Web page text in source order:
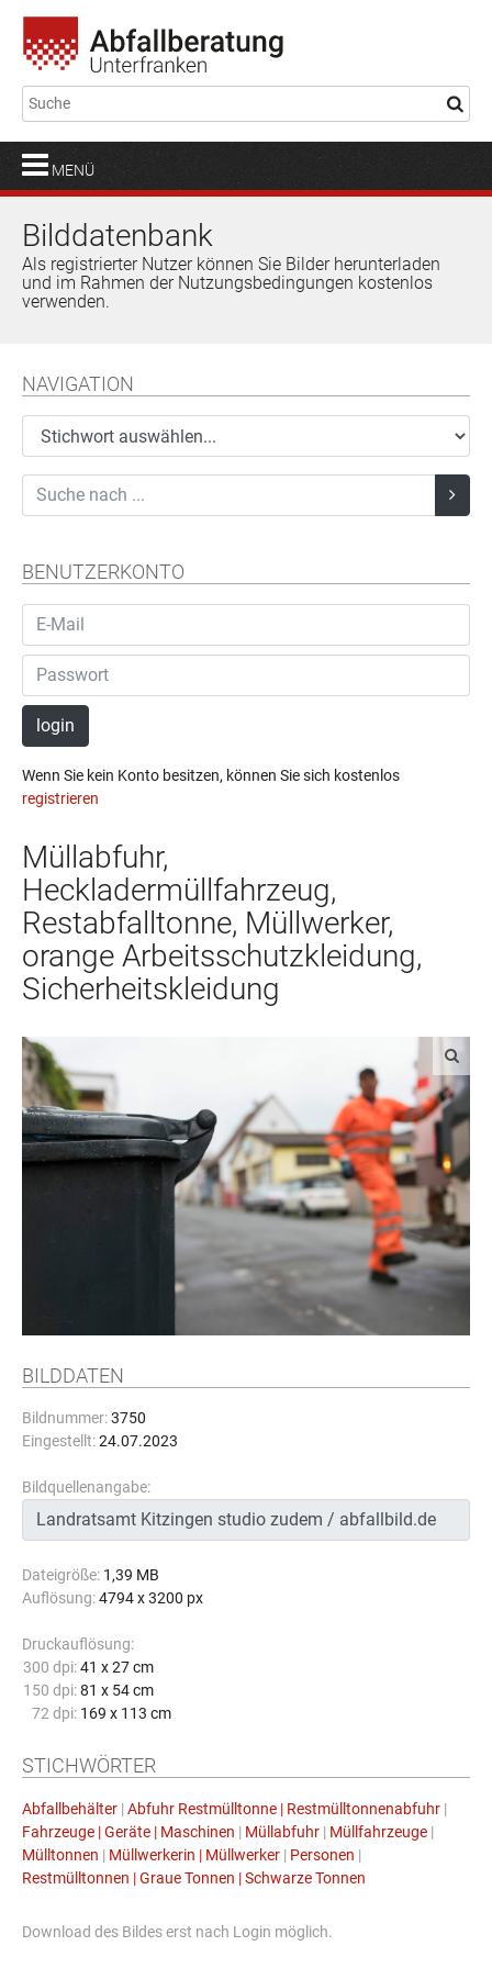
MENÜ
Bilddatenbank
Als registrierter Nutzer können Sie Bilder herunterladen
und im Rahmen der Nutzungsbedingungen kostenlos
verwenden.
NAVIGATION
BENUTZERKONTO
login
Wenn Sie kein Konto besitzen, können Sie sich kostenlos
registrieren
Müllabfuhr,
Heckladermüllfahrzeug,
Restabfalltonne, Müllwerker,
orange Arbeitsschutzkleidung,
Sicherheitskleidung
BILDDATEN
Bildnummer:3750
Eingestellt:24.07.2023
Bildquellenangabe:
Dateigröße: 1,39 MB
Auflösung:4794 x 3200 px
Druckauflösung:
300 dpi: 41 x 27 cm
150 dpi: 81 x 54 cm
72 dpi: 169 x 113 cm
STICHWÖRTER
Abfallbehälter | Abfuhr Restmülltonne | Restmülltonnenabfuhr |
Fahrzeuge | Geräte | Maschinen | Müllabfuhr | Müllfahrzeuge |
Mülltonnen | Müllwerkerin | Müllwerker | Personen |
Restmülltonnen | Graue Tonnen | Schwarze Tonnen
Download des Bildes erst nach Login möglich.